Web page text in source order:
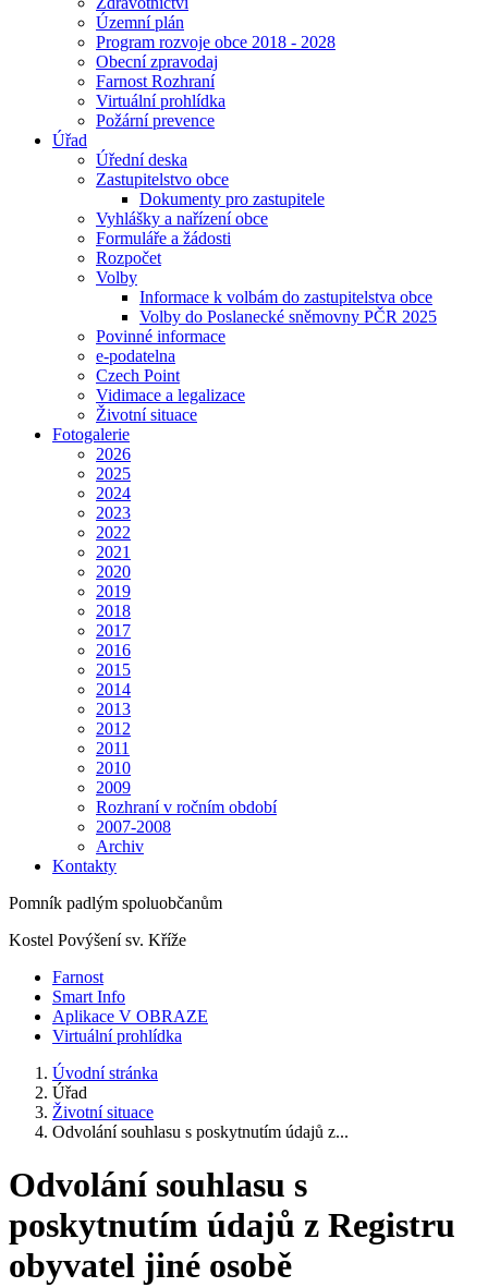
Územní plán
Program rozvoje obce 2018 - 2028
Obecní zpravodaj
Farnost Rozhraní
Virtuální prohlídka
Požární prevence
Úřad
Úřední deska
Zastupitelstvo obce
Dokumenty pro zastupitele
Vyhlášky a nařízení obce
Formuláře a žádosti
Rozpočet
Volby
Informace k volbám do zastupitelstva obce
Volby do Poslanecké sněmovny PČR 2025
Povinné informace
e-podatelna
Czech Point
Vidimace a legalizace
Životní situace
Fotogalerie
2026
2025
2024
2023
2022
2021
2020
2019
2018
2017
2016
2015
2014
2013
2012
2011
2010
2009
Rozhraní v ročním období
2007-2008
Archiv
Kontakty
Pomník padlým spoluobčanům
Kostel Povýšení sv. Kříže
Farnost
Smart Info
Aplikace V OBRAZE
Virtuální prohlídka
Úvodní stránka
Úřad
Životní situace
Odvolání souhlasu s poskytnutím údajů z...
Odvolání souhlasu s
poskytnutím údajů z Registru
obyvatel jiné osobě